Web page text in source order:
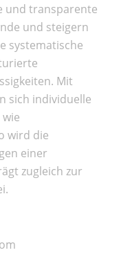
und transparente
und steigern
systematische
Mit
sich individuelle
wird die
einer
zugleich zur